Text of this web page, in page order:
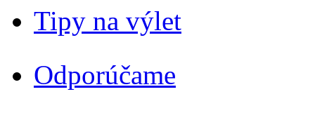
Tipy na výlet
Odporúčame